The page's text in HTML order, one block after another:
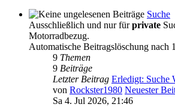
Suche
Ausschließlich und nur fürprivate
Motorradbezug.
Automatische Beitragslöschung nach
9 Themen
9 Beiträge
Letzter Beitrag Erledigt: Suche
von Rockster1980 Neuester
Sa 4. Jul 2026, 21:46